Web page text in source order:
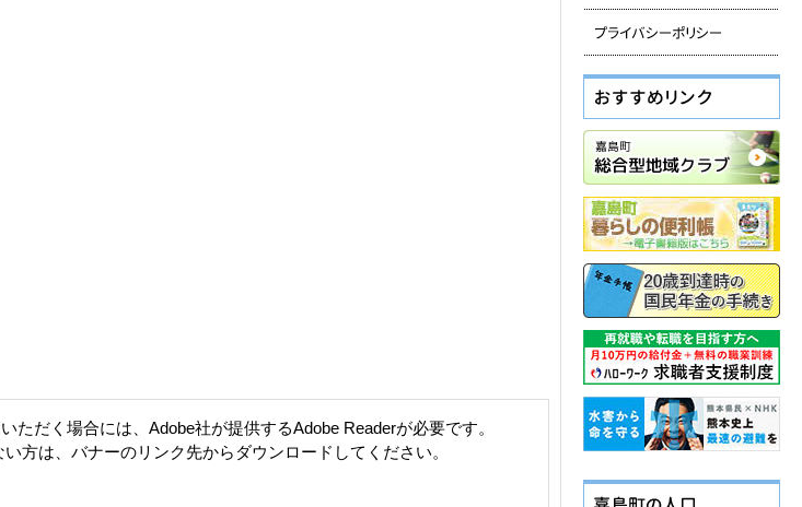
ただく場合には、Adobe社が提供するAdobe Readerが必要です。
方は、バナーのリンク先からダウンロードしてください。